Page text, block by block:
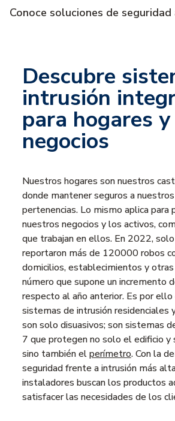
Conoce soluciones de
Descubre
intrusión
para hogares y
negocios
Nuestros hogares son nuestros
donde mantener seguros a
pertenencias. Lo mismo aplica para
nuestros negocios y los activos,
que trabajan en ellos. En 2022,
reportaron más de 120000 robos
domicilios, establecimientos y
número que supone un incremento
respecto al año anterior. Es por
sistemas de intrusión residenciales
son solo disuasivos; son sistemas
7 que protegen no solo el edificio y
sino también elperímetro. Con la
seguridad frente a intrusión más
instaladores buscan los productos
satisfacer las necesidades de los